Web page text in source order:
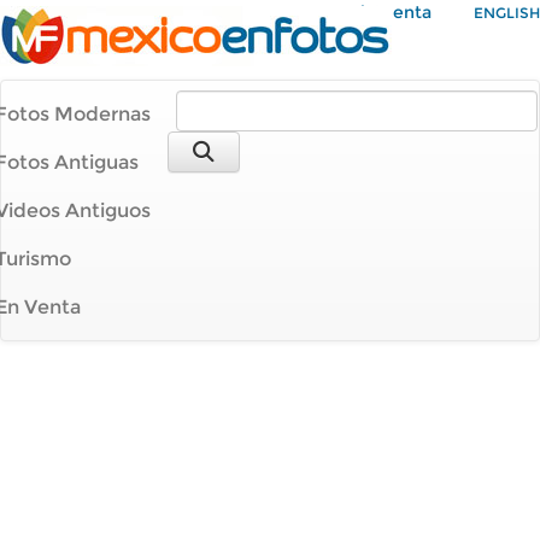
Mi Cuenta ENGLISH
Modernas
Antiguas
Antiguos
Venta